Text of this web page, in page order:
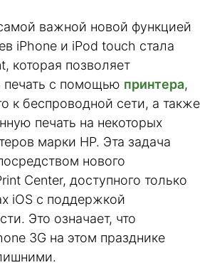
важной новой функцией
iPhone и iPod touch стала
которая позволяет
печать с помощью принтера,
к беспроводной сети, а также
печать на некоторых
марки HP. Эта задача
нового
Center, доступного только
iOS с поддержкой
Это означает, что
3G на этом празднике